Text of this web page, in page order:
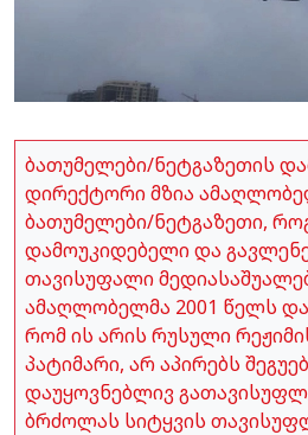
ბათუმელები/ნეტგაზეთის
დირექტორი მზია
ბათუმელები/ნეტგაზეთი,
დამოუკიდებელი და
თავისუფალი
ამაღლობელმა 2001 წელს
რომ ის არის რუსული
პატიმარი, არ აპირებს
დაუყოვნებლივ
ბრძოლას სიტყვის